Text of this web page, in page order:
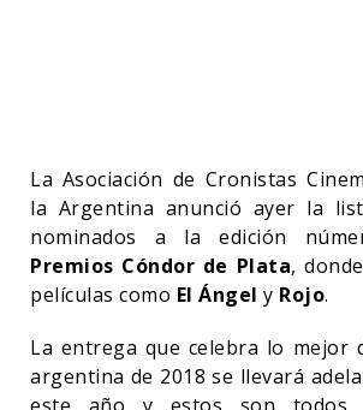
La Asociación de Cronistas
la Argentina anunció ayer la
nominados a la edición
Premios Cóndor de Plata,
películas como El Ángel y Rojo.
La entrega que celebra lo mejor
argentina de 2018 se llevará